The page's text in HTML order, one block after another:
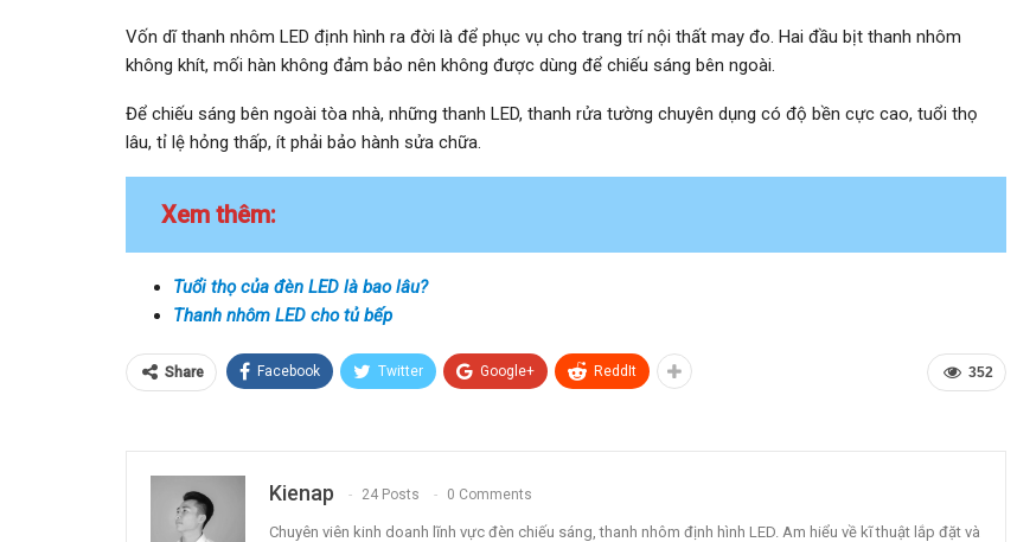
Vốn dĩ thanh nhôm LED định hình ra đời là để phục vụ cho trang trí nội thất may đo. Hai đầu bịt thanh nhôm
không khít, mối hàn không đảm bảo nên không được dùng để chiếu sáng bên ngoài.
Để chiếu sáng bên ngoài tòa nhà, những thanh LED, thanh rửa tường chuyên dụng có độ bền cực cao, tuổi thọ
lâu, tỉ lệ hỏng thấp, ít phải bảo hành sửa chữa.
Xem thêm:
Tuổi thọ của đèn LED là bao lâu?
Thanh nhôm LED cho tủ bếp
352
Share Facebook Twitter Google+ ReddIt
Kienap 24 Posts 0 Comments
Chuyên viên kinh doanh lĩnh vực đèn chiếu sáng, thanh nhôm định hình LED. Am hiểu về kĩ thuật lắp đặt và